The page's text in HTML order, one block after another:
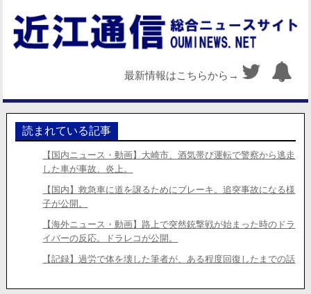
最新情報はこちらから→
読まれている記事
【国内ニュース・動画】大崎市、酒気帯び運転で警察から逃走
した車が事故、炎上。
【国内】救急車に道を譲るためにブレーキ。追突事故になる様
子が公開。
【海外ニュース・動画】路上で突然銃撃戦が始まった時のドラ
イバーの反応。ドラレコが公開。
【記録】過労で体を壊した筆者が、ある程度回復したまでの話